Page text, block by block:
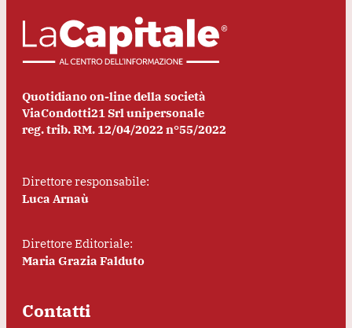
Quotidiano on-line della società
ViaCondotti21 Srl unipersonale
reg. trib. RM. 12/04/2022 n°55/2022
Direttore responsabile:
Luca Arnaù
Direttore Editoriale:
Maria Grazia Falduto
Contatti